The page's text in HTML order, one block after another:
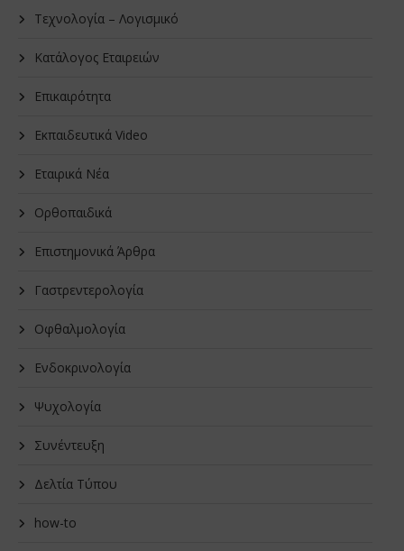
Τεχνολογία – Λογισμικό
Κατάλογος Εταιρειών
Επικαιρότητα
Εκπαιδευτικά Video
Εταιρικά Νέα
Oρθοπαιδικά
Επιστημονικά Άρθρα
Γαστρεντερολογία
Οφθαλμολογία
Ενδοκρινολογία
Ψυχολογία
Συνέντευξη
Δελτία Τύπου
how-to